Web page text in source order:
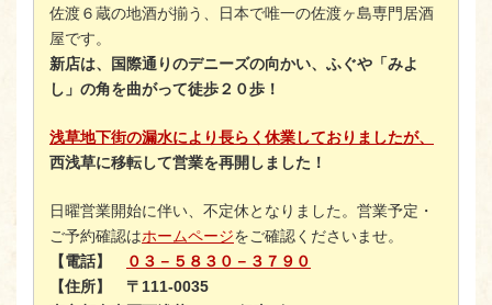
佐渡６蔵の地酒が揃う、日本で唯一の佐渡ヶ島専門居酒
屋です。
新店は、国際通りのデニーズの向かい、ふぐや「みよ
し」の角を曲がって徒歩２０歩！
浅草地下街の漏水により長らく休業しておりましたが、
西浅草に移転して営業を再開しました！
日曜営業開始に伴い、不定休となりました。営業予定・
ご予約確認はホームページをご確認くださいませ。
【電話】
０３－５８３０－３７９０
【住所】 〒111-0035